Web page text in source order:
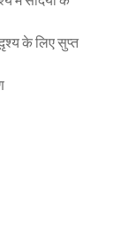
के लिए सुप्त